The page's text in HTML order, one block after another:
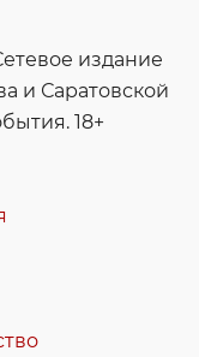
издание
и Саратовской
18+